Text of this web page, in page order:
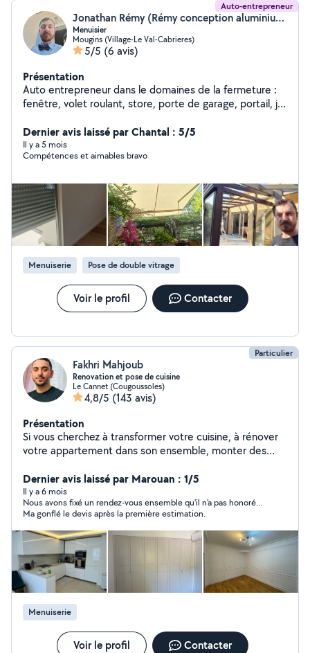
Auto-entrepreneur
Jonathan Rémy (Rémy conception aluminium)
Menuisier
Mougins (Village-Le Val-Cabrieres)
5/5 (6 avis)
Présentation
Auto entrepreneur dans le domaines de la fermeture :
fenêtre, volet roulant, store, porte de garage, portail, je
ans.
Dernier avis laissé par Chantal : 5/5
Il y a 5 mois
Compétences et aimables bravo
Menuiserie Pose de double vitrage
Voir le profil Contacter
Particulier
Fakhri Mahjoub
Renovation et pose de cuisine
Le Cannet (Cougoussoles)
4,8/5 (143 avis)
Présentation
Si vous cherchez à transformer votre cuisine, à rénover
votre appartement dans son ensemble, monter des
mesures je serais ravi de mettre mes compétences et
mon savoir-faire à votre service pour créer un espace
de vie qui allie esthétisme, fonctionnalité et innovation.
En tant que poseur de cuisine polyvalent, j'ai acquis au fil
des années une expertise précieuse dans la rénovation
d'appartements, qui va bien au-delà de l'installation de
cuisines. Fort de mes compétences en électricité,
plomberie et en tout type de bricolage et petit travaux ,
je suis en mesure d'offrir à mes clients un service
complet et professionnel pour transformer leurs
espaces de vie Ensemble, nous ferons de votre projet
de rénovation une réalité réussie et durable
Dernier avis laissé par Marouan : 1/5
Il y a 6 mois
Nous avons fixé un rendez-vous ensemble qu'il n'a pas honoré...
Ma gonflé le devis après la première estimation.
Menuiserie
Voir le profil Contacter